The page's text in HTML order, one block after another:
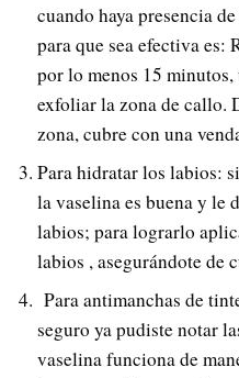
cuando haya presencia
para que sea efectiva es:
por lo menos 15
exfoliar la zona de callo.
zona, cubre con una
Para hidratar los labios:
la vaselina es buena y le
labios; para lograrlo
labios , asegurándote de
Para antimanchas de
seguro ya pudiste notar
vaselina funciona de